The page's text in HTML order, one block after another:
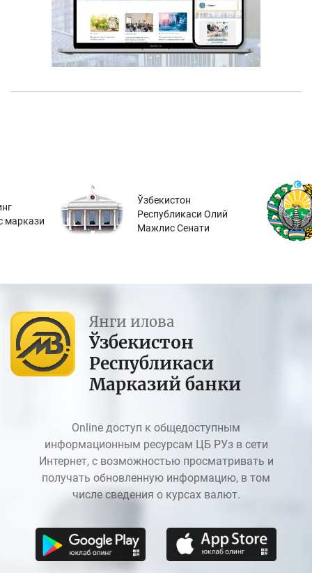
маркази
Ўзбекистон
Республикаси Олий
Мажлис Сенати
Янги илова
Ўзбекистон
Республикаси
Марказий банки
Online доступ к общедоступным
информационным ресурсам ЦБ РУз в сети
Интернет, с возможностью просматривать и
получать обновленную информацию, в том
числе сведения о курсах валют.